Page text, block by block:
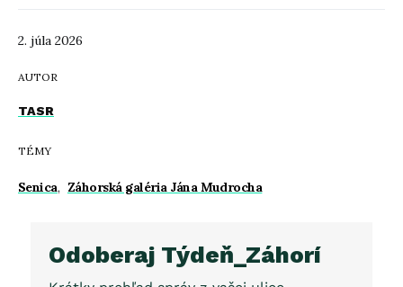
2. júla 2026
AUTOR
TASR
TÉMY
Senica, Záhorská galéria Jána Mudrocha
Odoberaj Týdeň_Záhorí